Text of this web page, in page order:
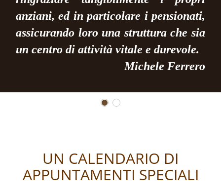
anziani, ed in particolare i pensionati,
assicurando loro una struttura che sia
un centro di attività vitale e durevole.
Michele Ferrero
UN CALENDARIO DI
APPUNTAMENTI SPECIALI